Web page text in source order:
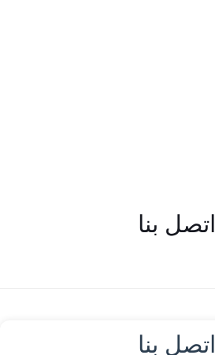
اتصل بنا
اتصل بنا